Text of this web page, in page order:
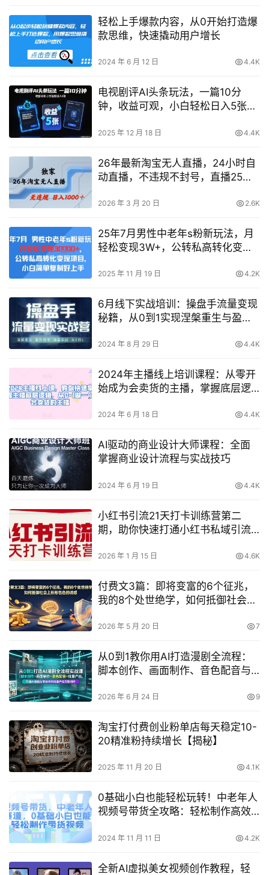
轻松上手爆款内容，从0开始打造爆
款思维，快速撬动用户增长
2024 年 6 月 12 日 4.4K
电视剧评AI头条玩法，一篇10分
钟，收益可观，小白轻松日入5张+
2025 年 12 月 18 日 4.4K
26年最新淘宝无人直播，24小时自
动直播，不违规不封号，直播25小
2026 年 3 月 20 日 2.6K
25年7月男性中老年s粉新玩法，月
轻松变现3W+，公转私高转化变现
2025 年 11 月 19 日 4.2K
6月线下实战培训：操盘手流量变现
秘籍，从0到1实现涅槃重生与盈利
2024 年 8 月 29 日 4.4K
2024年主播线上培训课程：从零开
始成为会卖货的主播，掌握底层逻
2024 年 6 月 18 日 4.4K
AI驱动的商业设计大师课程：全面
掌握商业设计流程与实战技巧
2024 年 6 月 19 日 4.4K
小红书引流21天打卡训练营第二
期，助你快速打通小红书私域引流
2026 年 1 月 15 日 4.6K
付费文3篇：即将变富的6个征兆，
我的8个处世绝学，如何抵御社会上
2026 年 5 月 20 日 7
从0到1教你用AI打造漫剧全流程：
脚本创作、画面制作、音色配音与
2026 年 6 月 24 日 9
淘宝打付费创业粉单店每天稳定10-
20精准粉持续增长【揭秘】
2025 年 11 月 20 日 4.1K
0基础小白也能轻松玩转！中老年人
视频号带货全攻略：轻松制作高效
2024 年 11 月 11 日 4.2K
全新AI虚拟美女视频创作教程，轻